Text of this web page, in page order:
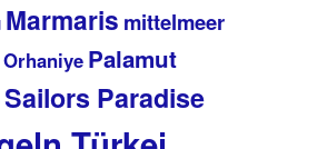
Marmaris mittelmeer
Orhaniye Palamut
Sailors Paradise